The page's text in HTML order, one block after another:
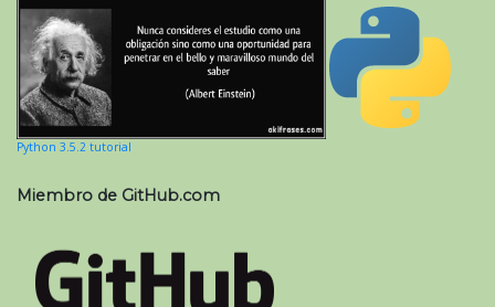
Python 3.5.2 tutorial
Miembro de GitHub.com